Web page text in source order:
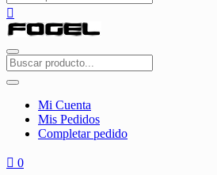
Mi Cuenta
Mis Pedidos
Completar pedido
0